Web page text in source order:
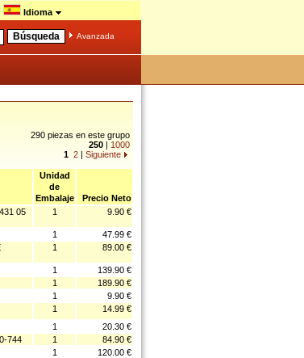
Idioma
Avanzada
290 piezas en este grupo
250 | 1000
1 2 | Siguiente
Unidad
de
Embalaje
Precio Neto
05
1 9.90 €
1
47.99 €
1 89.00 €
1
139.90 €
1
189.90 €
1
9.90 €
1
14.99 €
1
20.30 €
744 1
84.90 €
1
120.00 €